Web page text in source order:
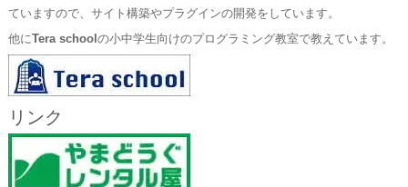
ていますので、サイト構築やプラグインの開発をしています。
他にTera school の小中学生向けのプログラミング教室で教えています。
リンク